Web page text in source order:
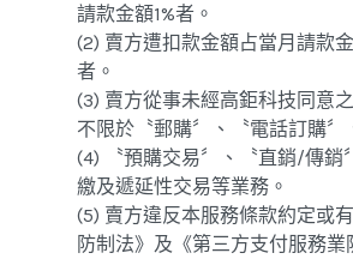
請款金額1%者。
(2) 賣方遭扣款金額占當月請款
者。
(3) 賣方從事未經高鉅科技同意
不限於〝郵購〞、〝電話訂購〞
(4) 〝預購交易〞、〝直銷/傳銷
繳及遞延性交易等業務。
(5) 賣方違反本服務條款約定或
防制法》及《第三方支付服務